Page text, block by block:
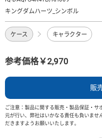
キングダムハーツ_シンボル
ケース キャラクター
参考価格￥2,970
販
ご注意：製品に関する販売・製品保証・
元が行い、弊社はいかなる責任も負いませ
だきますようお願いいたします。